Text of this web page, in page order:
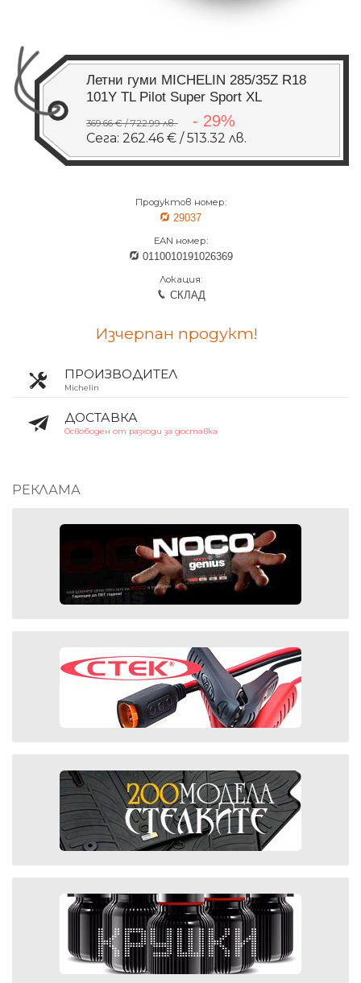
Летни гуми MICHELIN 285/35Z R18
101Y TL Pilot Super Sport XL
369.66 € / 722.99 лв. - 29%
Сега: 262.46 € / 513.32 лв.
Продуктов номер:
29037
EAN номер:
0110010191026369
Локация:
СКЛАД
Изчерпан продукт!
ПРОИЗВОДИТЕЛ
Michelin
ДОСТАВКА
Освободен от разходи за доставка
РЕКЛАМА